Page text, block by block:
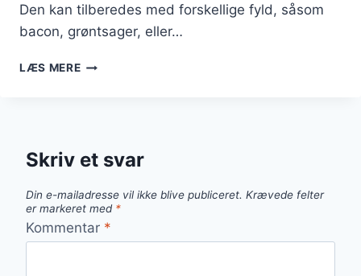
Den kan tilberedes med forskellige fyld, såsom
bacon, grøntsager, eller…
LÆS MEREPORRETÆRTE
Skriv et svar
Din e-mailadresse vil ikke blive publiceret. Krævede felter
er markeret med *
Kommentar *